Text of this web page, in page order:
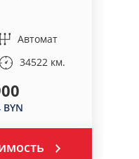
Автомат
34522 км.